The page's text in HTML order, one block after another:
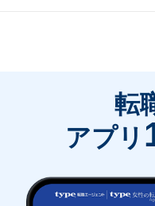
転
アプリ